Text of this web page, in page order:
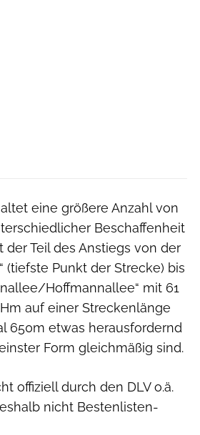
eine größere Anzahl von
Beschaffenheit
der Teil des Anstiegs von der
(tiefste Punkt der Strecke) bis
Hoffmannallee“ mit 61
auf einer Streckenlänge
650m etwas herausfordernd
Form gleichmäßig sind.
offiziell durch den DLV o.ä.
nicht Bestenlisten-